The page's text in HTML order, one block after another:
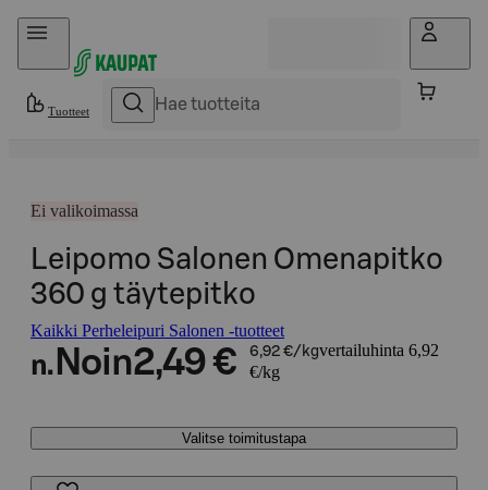
Hyppää sisältöön
Tuotteet
Ei valikoimassa
Leipomo Salonen Omenapitko
360 g täytepitko
Kaikki Perheleipuri Salonen -tuotteet
n. Noin2,49 € 6,92 €/kgvertailuhinta 6,92
€/kg
Valitse toimitustapa